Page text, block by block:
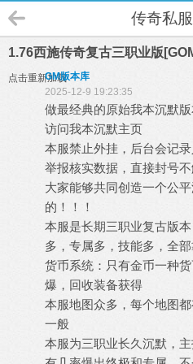
传奇私
1.76西施传奇复古三职业版
点击重新加载GM版本库
2025-12-9 19:23:35
做最经典的原始我本沉默
访问我本沉默主页
本服禁止外挂，后台会记
举报核实数据，直接封号
大家能够共同创造一个公
的！！！
本服是长期三职业复古版
多，专属多，技能多，全
货币系统：只有金币一种
爆，回收装备获得
本服地图众多，每个地图
一般
本服为三职业长久沉默，